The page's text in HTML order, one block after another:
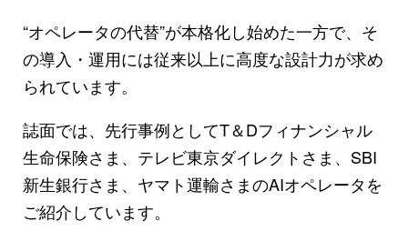
“オペレータの代替”が本格化し始めた一方で、そ
の導入・運用には従来以上に高度な設計力が求め
られています。
誌面では、先行事例としてT＆Dフィナンシャル
生命保険さま、テレビ東京ダイレクトさま、SBI
新生銀行さま、ヤマト運輸さまのAIオペレータを
ご紹介しています。